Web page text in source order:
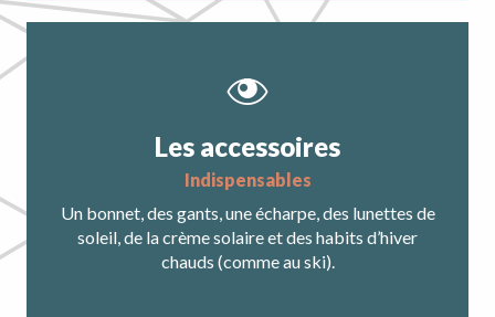
Les accessoires
Indispensables
Un bonnet, des gants, une écharpe, des lunettes de
soleil, de la crème solaire et des habits d’hiver
chauds (comme au ski).